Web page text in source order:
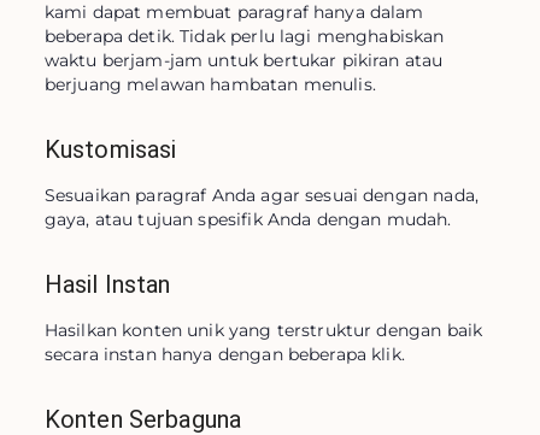
kami dapat membuat paragraf hanya dalam
beberapa detik. Tidak perlu lagi menghabiskan
waktu berjam-jam untuk bertukar pikiran atau
berjuang melawan hambatan menulis.
Kustomisasi
Sesuaikan paragraf Anda agar sesuai dengan nada,
gaya, atau tujuan spesifik Anda dengan mudah.
Hasil Instan
Hasilkan konten unik yang terstruktur dengan baik
secara instan hanya dengan beberapa klik.
Konten Serbaguna